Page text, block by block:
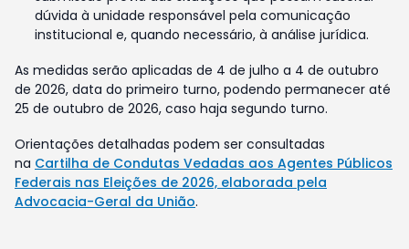
dúvida à unidade responsável pela comunicação
institucional e, quando necessário, à análise jurídica.
As medidas serão aplicadas de 4 de julho a 4 de outubro
de 2026, data do primeiro turno, podendo permanecer até
25 de outubro de 2026, caso haja segundo turno.
Orientações detalhadas podem ser consultadas
na Cartilha de Condutas Vedadas aos Agentes Públicos
Federais nas Eleições de 2026, elaborada pela
Advocacia-Geral da União.